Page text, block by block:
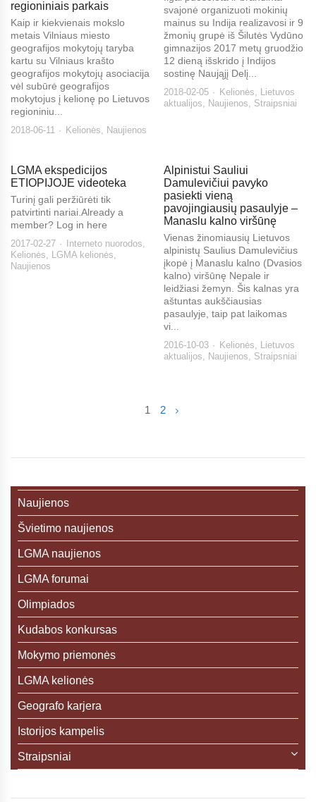
regioniniais parkais
Kaip ir kiekvienais mokslo
metais Vilniaus miesto
geografijos mokytojų taryba
kartu su Vilniaus krašto
geografijos mokytojų asociacija
vėl subūrė geografijos
mokytojus į kelionę po Lietuvos
regioniniu...
2018-06-11 Kelionės, Naujienos
svajonė organizuoti mokinių
mainus su Indija realizavosi ir 9
žmonių grupė iš Šilutės Vydūno
gimnazijos 2017 metų gruodžio
12 dieną išskrido į Indijos
sostinę Naująjį Delį...
2018-02-05 Kelionės, Lietuvos
aktualijos, Naujienos, Straipsniai
LGMA ekspedicijos
ETIOPIJOJE videoteka
Turinį gali peržiūrėti tik
patvirtinti nariai.Already a
member? Log in here
2017-02-27 Interneto nuorodos,
Kelionės, LGMA kelionės,
Naujienos
Alpinistui Sauliui
Damulevičiui pavyko
pasiekti vieną
pavojingiausių pasaulyje –
Manaslu kalno viršūnę
Vienas žinomiausių Lietuvos
alpinistų Saulius Damulevičius
įkopė į Manaslu kalno (Dvasios
kalno) viršūnę Nepale ir
leidžiasi žemyn. Šis kalnas yra
aštuntas aukščiausias
pasaulyje, taip pat laikomas
vi...
2016-10-03 Kelionės, Lietuvos
aktualijos, Naujienos, Straipsniai
1 2
Naujienos
Švietimo naujienos
LGMA naujienos
LGMA forumai
Olimpiados
Kudabos konkursas
Mokymo priemonės
LGMA kelionės
Geografo karjera
Istorijos kampelis
Straipsniai